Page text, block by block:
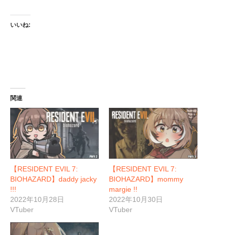
いいね:
関連
【RESIDENT EVIL 7:
BIOHAZARD】daddy jacky
!!!
2022年10月28日
VTuber
【RESIDENT EVIL 7:
BIOHAZARD】mommy
margie !!
2022年10月30日
VTuber